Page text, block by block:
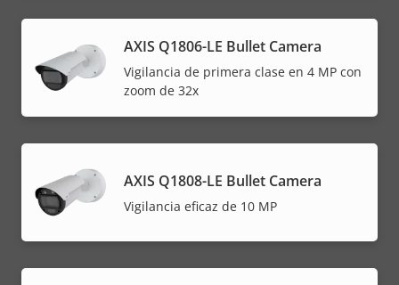
AXIS Q1806-LE Bullet Camera
Vigilancia de primera clase en 4 MP con
zoom de 32x
AXIS Q1808-LE Bullet Camera
Vigilancia eficaz de 10 MP